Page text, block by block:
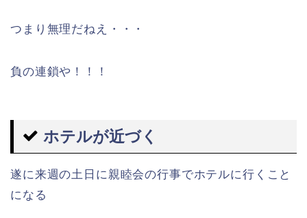
つまり無理だねえ・・・
負の連鎖や！！！
ホテルが近づく
遂に来週の土日に親睦会の行事でホテルに行くこと
になる